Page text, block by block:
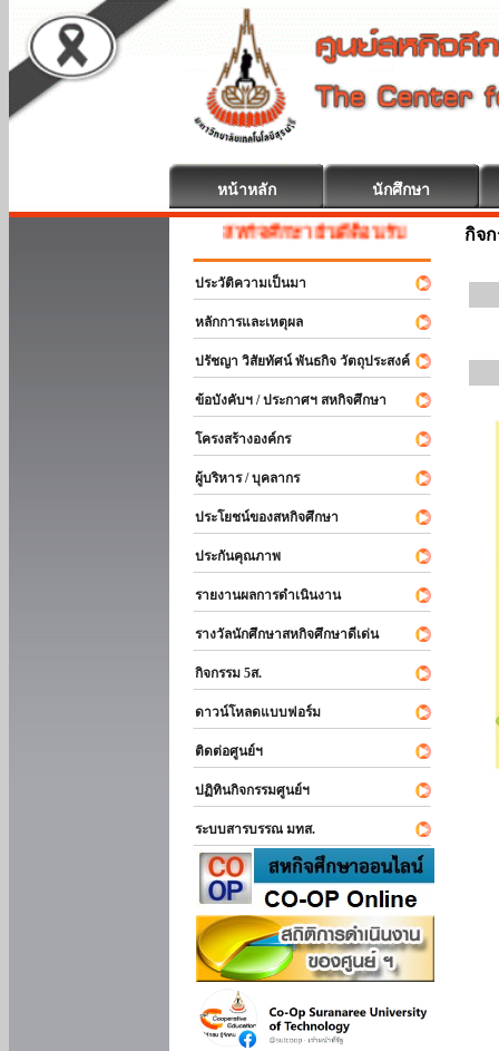
หน้าหลัก นักศึกษา
สหกิจศึกษา ยินดีต้อนรับ
ประวัติความเป็นมา
หลักการและเหตุผล
ปรัชญา วิสัยทัศน์ พันธกิจ วัตถุประสงค์
ข้อบังคับฯ / ประกาศฯ สหกิจศึกษา
โครงสร้างองค์กร
ผู้บริหาร / บุคลากร
ประโยชน์ของสหกิจศึกษา
ประกันคุณภาพ
รายงานผลการดำเนินงาน
รางวัลนักศึกษาสหกิจศึกษาดีเด่น
กิจกรรม 5ส.
ดาวน์โหลดแบบฟอร์ม
ติดต่อศูนย์ฯ
ปฏิทินกิจกรรมศูนย์ฯ
ระบบสารบรรณ มทส.
กิจ